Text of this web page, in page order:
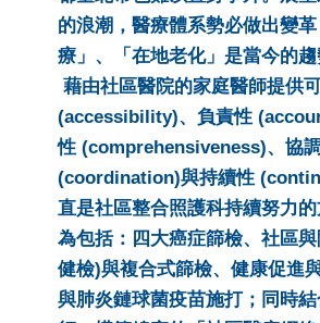
的浪潮，醫療體系勢必做出變
療」、「在地老化」是當今的趨
藉由社區醫院的家庭醫師提供
(accessibility)、負責性
性 (comprehensiveness)、協
(coordination)與持續性
直是社區整合照護科持續努力
為包括：四大癌症篩檢、社區
健檢)與複合式篩檢、健康促進
與肺炎鏈球菌疫苗施打；同時